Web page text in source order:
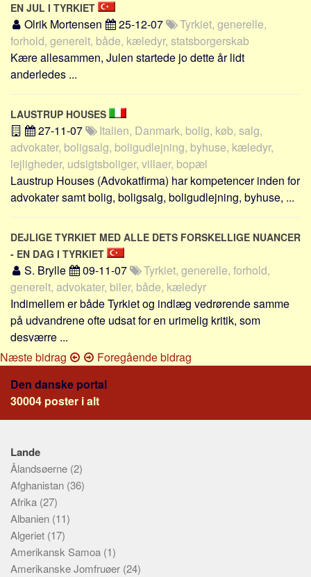
EN JUL I TYRKIET
Olrik Mortensen 25-12-07
Tyrkiet, generelle,
forhold, generelt, både, kæledyr, statsborgerskab
Kære allesammen, Julen startede jo dette år lidt
anderledes ...
LAUSTRUP HOUSES
27-11-07
Italien, Danmark, bolig, køb, salg,
advokater, boligsalg, boligudlejning, byhuse, kæledyr,
lejligheder, udsigtsboliger, villaer, bopæl
Laustrup Houses (Advokatfirma) har kompetencer inden for
advokater samt bolig, boligsalg, boligudlejning, byhuse, ...
DEJLIGE TYRKIET MED ALLE DETS FORSKELLIGE NUANCER
- EN DAG I TYRKIET
S. Brylle 09-11-07
Tyrkiet, generelle, forhold,
generelt, advokater, biler, både, kæledyr
Indimellem er både Tyrkiet og indlæg vedrørende samme
på udvandrene ofte udsat for en urimelig kritik, som
desværre ...
Næste bidrag
Foregående bidrag
Den danske portal
30004 poster i alt
Lande
Ålandsøerne (2)
Afghanistan (36)
Afrika (27)
Albanien (11)
Algeriet (17)
Amerikansk Samoa (1)
Amerikanske Jomfruøer (24)